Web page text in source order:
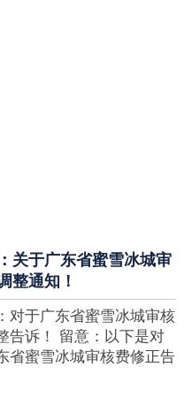
关于广东省蜜雪冰城审
整通知！
对于广东省蜜雪冰城审核
告诉！ 留意：以下是对
省蜜雪冰城审核费修正告